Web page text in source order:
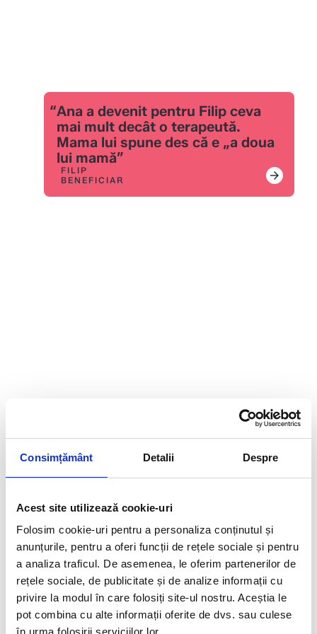
Consimțământ Detalii Despre
Acest site utilizează cookie-uri
Folosim cookie-uri pentru a personaliza conținutul și
anunțurile, pentru a oferi funcții de rețele sociale și pentru
a analiza traficul. De asemenea, le oferim partenerilor de
rețele sociale, de publicitate și de analize informații cu
privire la modul în care folosiți site-ul nostru. Aceștia le
pot combina cu alte informații oferite de dvs. sau culese
în urma folosirii serviciilor lor.
“Ana a devenit pentru Filip ceva
mai mult decât o terapeută.
Mama lui spune des că e „a doua
lui mamă”
FILIP
BENEFICIAR
arrow_forward